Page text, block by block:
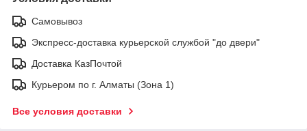
Самовывоз
Экспресс-доставка курьерской службой "до двери"
Доставка КазПочтой
Курьером по г. Алматы (Зона 1)
Все условия доставки